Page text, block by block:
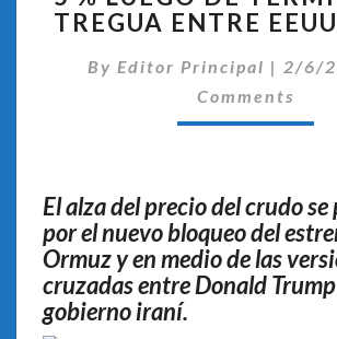
DISPARÓ
5
%
TREGUA
ENTRE
EEUU
E
TREGUA ENTRE
By Editor Principal | 2/6/
Comments
El alza del precio del crudo
por el nuevo bloqueo del
Ormuz y en medio de las
cruzadas entre Donald
gobierno iraní.